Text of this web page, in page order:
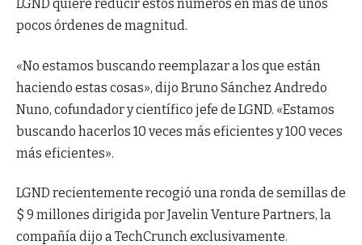
LGND quiere reducir estos números en más de unos
pocos órdenes de magnitud.
«No estamos buscando reemplazar a los que están
haciendo estas cosas», dijo Bruno Sánchez Andredo
Nuno, cofundador y científico jefe de LGND. «Estamos
buscando hacerlos 10 veces más eficientes y 100 veces
más eficientes».
LGND recientemente recogió una ronda de semillas de
$ 9 millones dirigida por Javelin Venture Partners, la
compañía dijo a TechCrunch exclusivamente.